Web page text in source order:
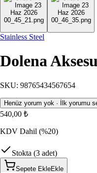
Stainless Steel
Dolena
SKU: 98765434567654
Henüz yorum yok · İlk yorumu
540,00 ₺
KDV Dahil (%20)
Stokta (3 adet)
Sepete EkleEkle